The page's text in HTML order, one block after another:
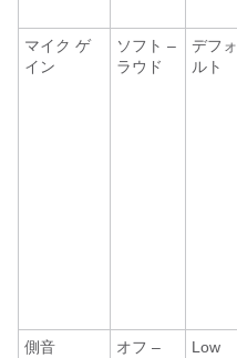
マイク ゲ
イン
ソフト –
ラウド
デフォ
ルト
側音
オフ –
Low